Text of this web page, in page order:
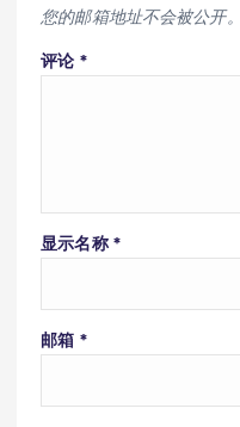
您的邮箱地址不会被公开。
评论 *
显示名称 *
邮箱 *